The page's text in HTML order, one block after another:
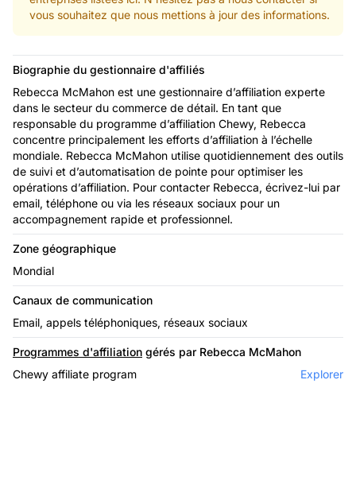
vous souhaitez que nous mettions à jour des informations.
Biographie du gestionnaire d'affiliés
Rebecca McMahon est une gestionnaire d’affiliation experte
dans le secteur du commerce de détail. En tant que
responsable du programme d’affiliation Chewy, Rebecca
concentre principalement les efforts d’affiliation à l’échelle
mondiale. Rebecca McMahon utilise quotidiennement des outils
de suivi et d’automatisation de pointe pour optimiser les
opérations d’affiliation. Pour contacter Rebecca, écrivez-lui par
email, téléphone ou via les réseaux sociaux pour un
accompagnement rapide et professionnel.
Zone géographique
Mondial
Canaux de communication
Email, appels téléphoniques, réseaux sociaux
Programmes d'affiliation gérés par Rebecca McMahon
Chewy affiliate program
Explorer